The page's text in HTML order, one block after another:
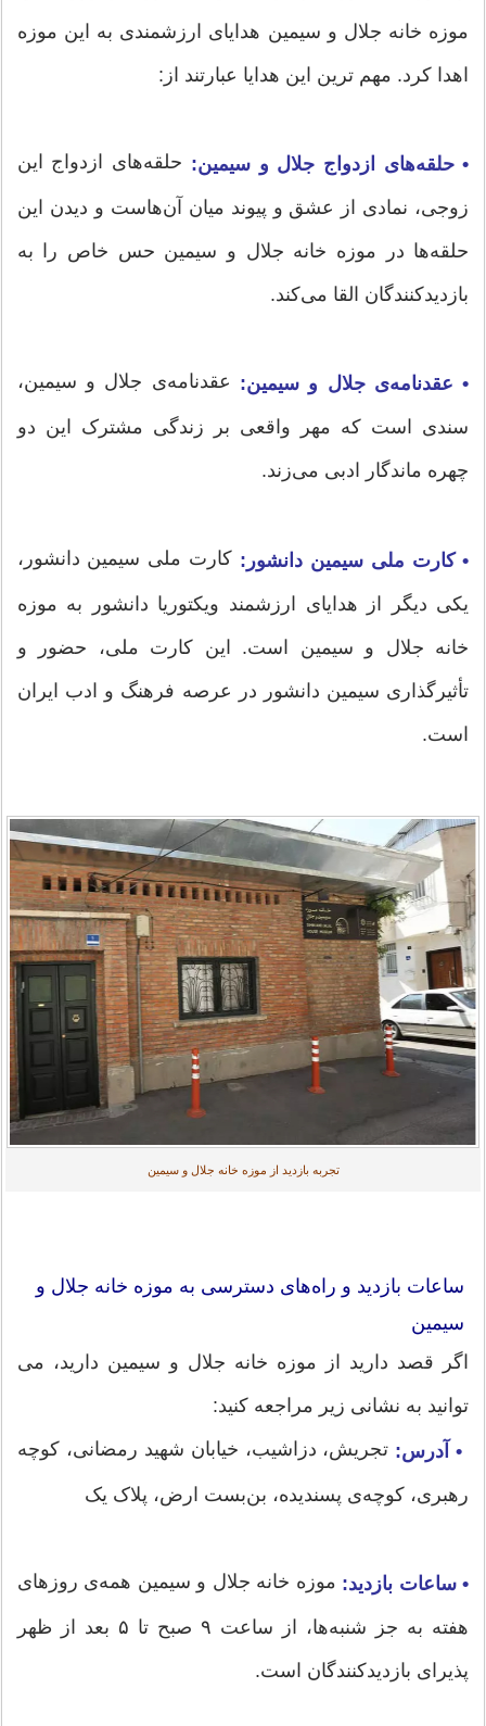
موزه خانه جلال و سیمین هدایای ارزشمندی به این موزه
اهدا کرد. مهم ترین این هدایا عبارتند از:
• حلقه‌های ازدواج جلال و سیمین: حلقه‌های ازدواج این
زوجی، نمادی از عشق و پیوند میان آن‌هاست و دیدن این
حلقه‌ها در موزه خانه جلال و سیمین حس خاص را به
بازدیدکنندگان القا می‌کند.
• عقدنامه‌ی جلال و سیمین: عقدنامه‌ی جلال و سیمین،
سندی است که مهر واقعی بر زندگی مشترک این دو
چهره ماندگار ادبی می‌زند.
• کارت ملی سیمین دانشور: کارت ملی سیمین دانشور،
یکی دیگر از هدایای ارزشمند ویکتوریا دانشور به موزه
خانه جلال و سیمین است. این کارت ملی، حضور و
تأثیرگذاری سیمین دانشور در عرصه فرهنگ و ادب ایران
است.
تجربه بازدید از موزه خانه جلال و سیمین
ساعات بازدید و راه‌های دسترسی به موزه خانه جلال و
سیمین
اگر قصد دارید از موزه خانه جلال و سیمین دارید، می
توانید به نشانی زیر مراجعه کنید:
• آدرس: تجریش، دزاشیب، خیابان شهید رمضانی، کوچه‌
رهبری، کوچه‌ی پسندیده، بن‌بست ارض، پلاک یک
• ساعات بازدید: موزه خانه جلال و سیمین همه‌ی روزهای
هفته به جز شنبه‌ها، از ساعت ۹ صبح تا ۵ بعد از ظهر
پذیرای بازدیدکنندگان است.